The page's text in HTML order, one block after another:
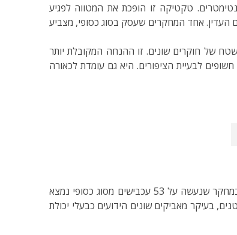
טקטיקה זו הופכת את המטווה לפגיע
העדין. אחד המחקרים שעסק בסוג כסופי, מצביע
ותצפיות מהשטח של חוקרים שונים. זו ההנחה המקובלת יותר
לבעיית הציפורים. היא גם עומדת לכאורה
אחת התכונות של הסטבילימנטה היא החזר גבוה של אור על־סגול (UV), ביחס למטווה עצמו. מחקר שנערך ב־1996 תומך בהשערה הזו. במחקר שנעשה על 53 עכבישים מסוג כסופי נמצא
בחרקים קטנים, בעיקר מאביקים שונים הידועים כבעלי יכולת